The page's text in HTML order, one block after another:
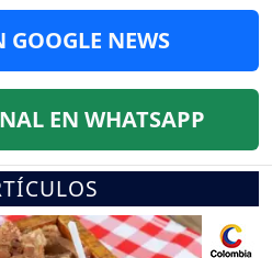
GOOGLE NEWS
EN WHATSAPP